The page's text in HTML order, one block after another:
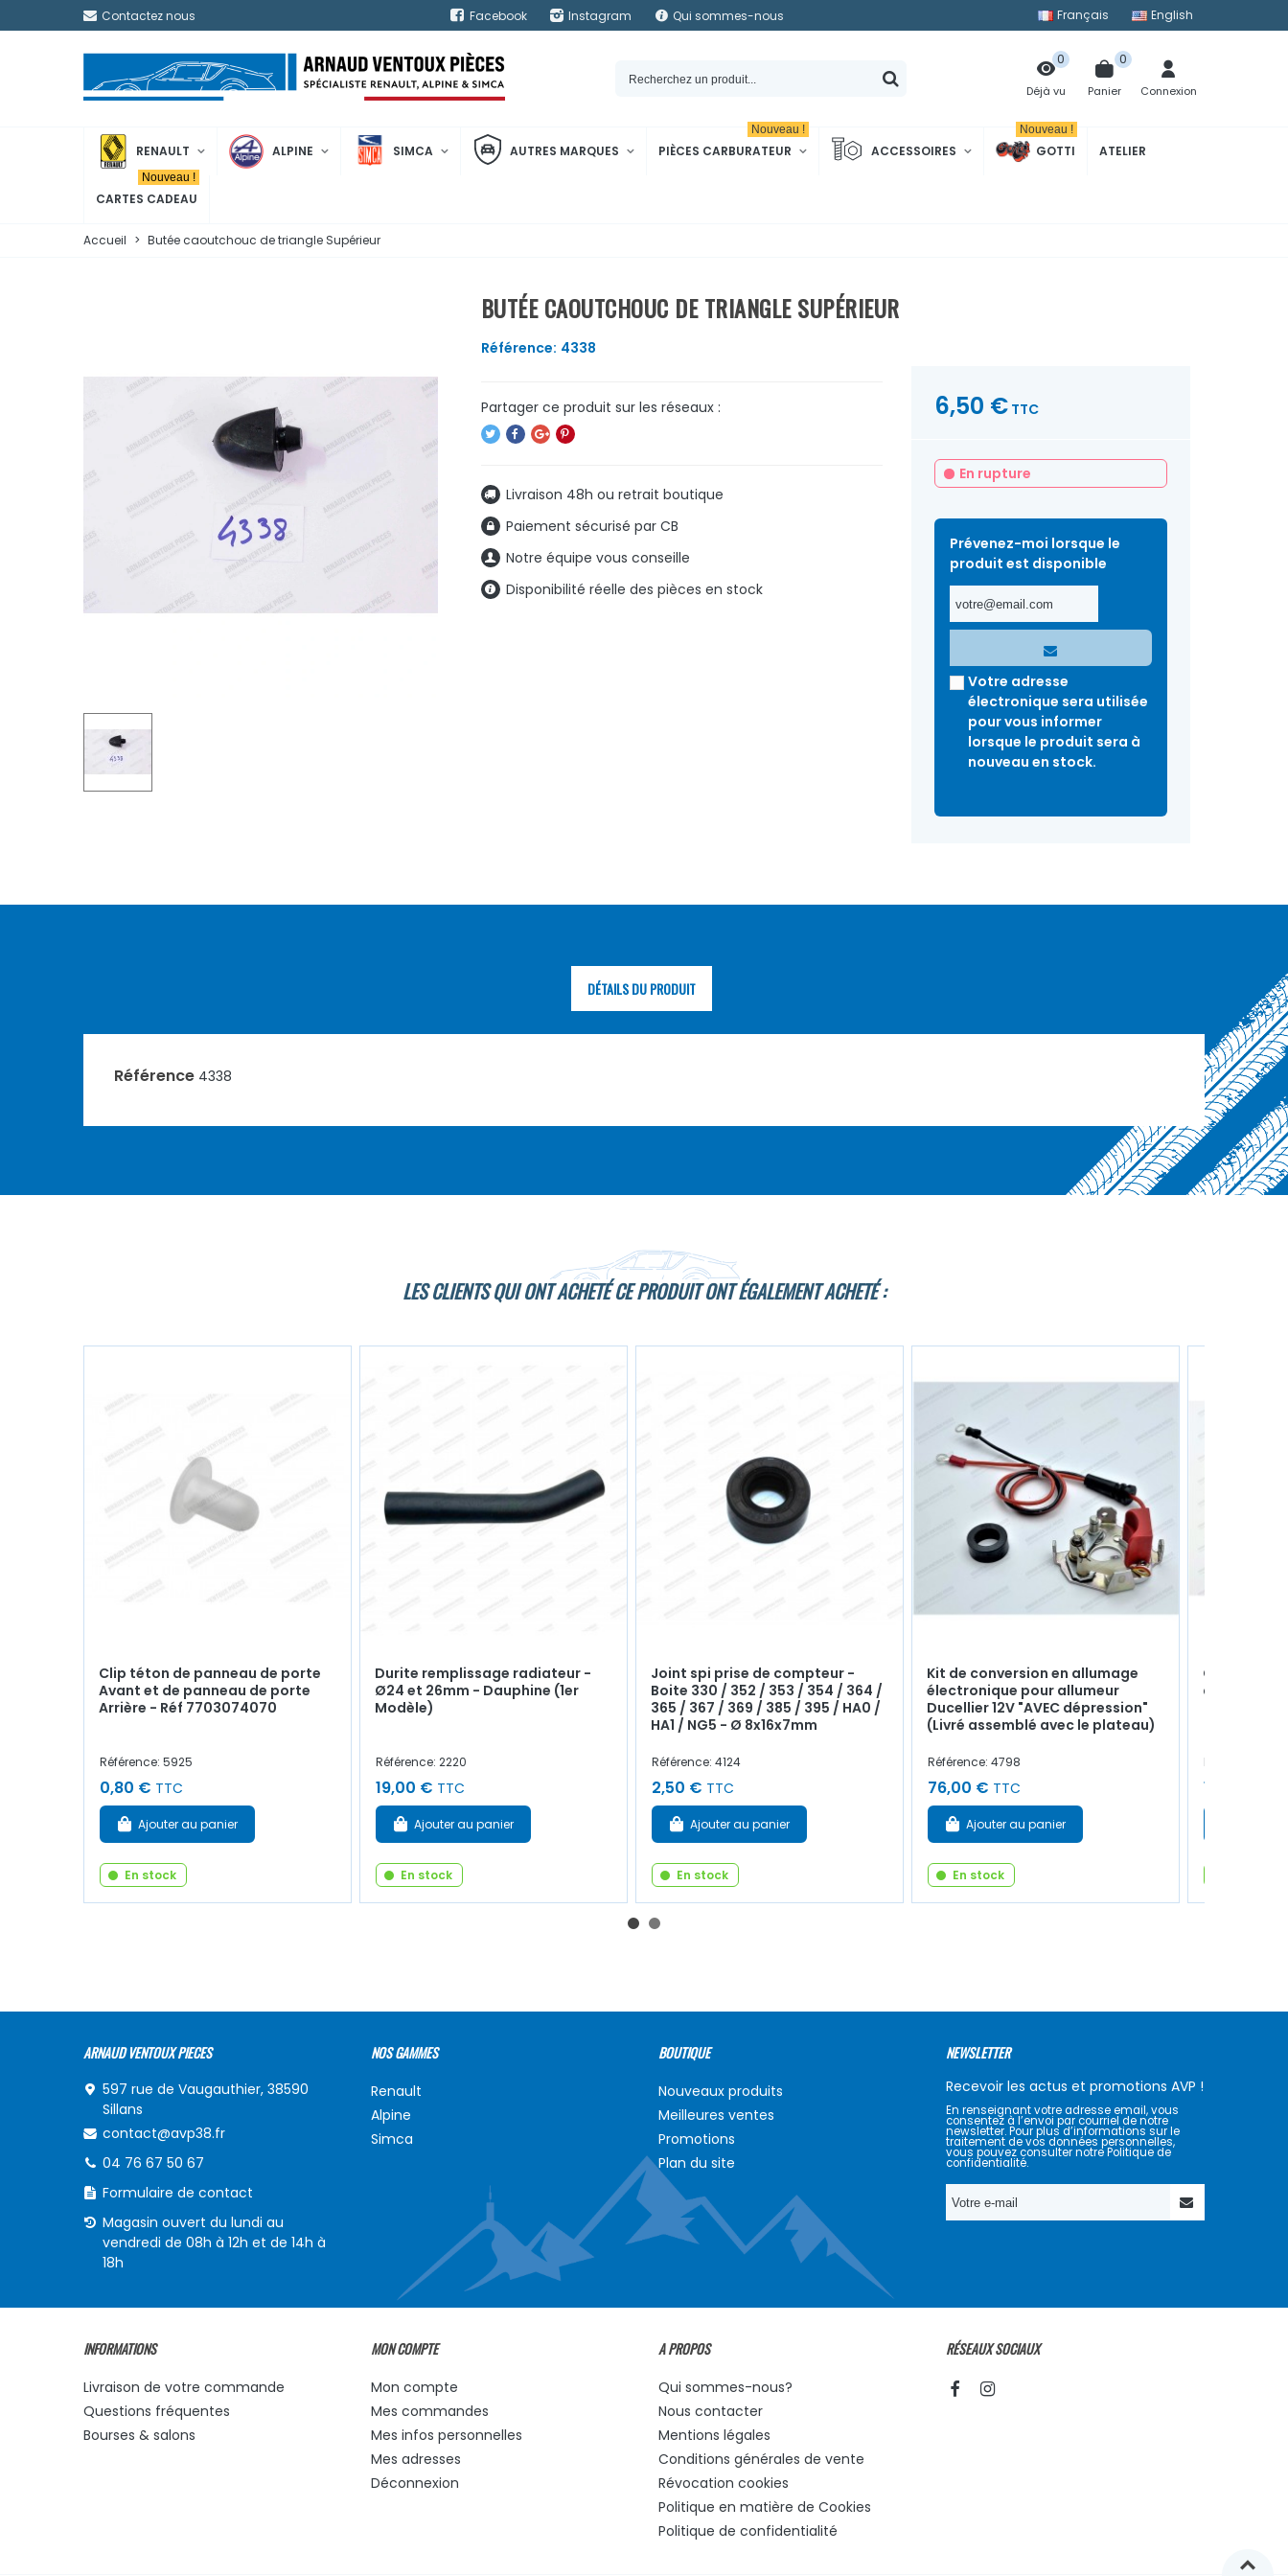
Contactez nous Facebook Instagram Qui sommes-nous Français English
Déjà vu
0
Panier
0
Connexion
RENAULT ALPINE SIMCA AUTRES MARQUES PIÈCES CARBURATEUR
Nouveau !
ACCESSOIRES GOTTI
Nouveau !
ATELIER
CARTES CADEAU
Nouveau !
Accueil > Butée caoutchouc de triangle Supérieur
BUTÉE CAOUTCHOUC DE TRIANGLE SUPÉRIEUR
Référence: 4338
Livraison 48h ou retrait boutique
Paiement sécurisé par CB
Notre équipe vous conseille
Disponibilité réelle des pièces en stock
6,50 € TTC
En rupture
Prévenez-moi lorsque le
produit est disponible
Votre adresse
électronique sera utilisée
pour vous informer
lorsque le produit sera à
nouveau en stock.
DÉTAILS DU PRODUIT
Référence 4338
LES CLIENTS QUI ONT ACHETÉ CE PRODUIT ONT ÉGALEMENT ACHETÉ :
Clip téton de panneau de porte
Avant et de panneau de porte
Arrière - Réf 7703074070
Référence: 5925
0,80 € TTC
Ajouter au panier
En stock
Durite remplissage radiateur -
Ø24 et 26mm - Dauphine (1er
Modèle)
Référence: 2220
19,00 € TTC
Ajouter au panier
En stock
Joint spi prise de compteur -
Boite 330 / 352 / 353 / 354 / 364 /
365 / 367 / 369 / 385 / 395 / HA0 /
HA1 / NG5 - Ø 8x16x7mm
Référence: 4124
2,50 € TTC
Ajouter au panier
En stock
Kit de conversion en allumage
électronique pour allumeur
Ducellier 12V "AVEC dépression"
(Livré assemblé avec le plateau)
Référence: 4798
76,00 € TTC
Ajouter au panier
En stock
Courroie
dynamo
Référence:
12,00 €
ARNAUD VENTOUX PIECES
597 rue de Vaugauthier, 38590
Sillans
contact@avp38.fr
04 76 67 50 67
Formulaire de contact
Magasin ouvert du lundi au
vendredi de 08h à 12h et de 14h à
18h
NOS GAMMES
Renault
Alpine
Simca
BOUTIQUE
Nouveaux produits
Meilleures ventes
Promotions
Plan du site
NEWSLETTER
Recevoir les actus et promotions AVP !
En renseignant votre adresse email, vous
consentez à l’envoi par courriel de notre
newsletter. Pour plus d’informations sur le
traitement de vos données personnelles,
vous pouvez consulter notre Politique de
confidentialité.
INFORMATIONS
Livraison de votre commande
Questions fréquentes
Bourses & salons
MON COMPTE
Mon compte
Mes commandes
Mes infos personnelles
Mes adresses
Déconnexion
A PROPOS
Qui sommes-nous?
Nous contacter
Mentions légales
Conditions générales de vente
Révocation cookies
Politique en matière de Cookies
Politique de confidentialité
RÉSEAUX SOCIAUX